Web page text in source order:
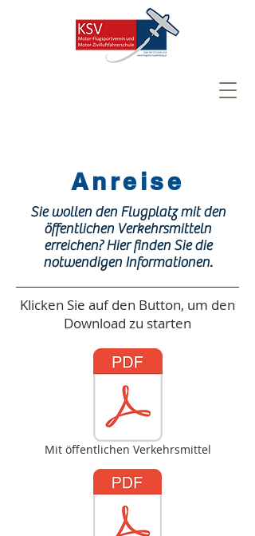
Anreise
Sie wollen den Flugplatz mit den
öffentlichen Verkehrsmitteln
erreichen? Hier finden Sie die
notwendigen Informationen.
Klicken Sie auf den Button, um den
Download zu starten
Mit öffentlichen Verkehrsmittel